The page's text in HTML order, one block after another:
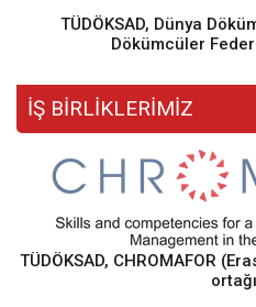
TÜDÖKSAD, Dünya
Dökümcüler
İŞ BİRLİKLERİMİZ
TÜDÖKSAD, CHROMAFOR